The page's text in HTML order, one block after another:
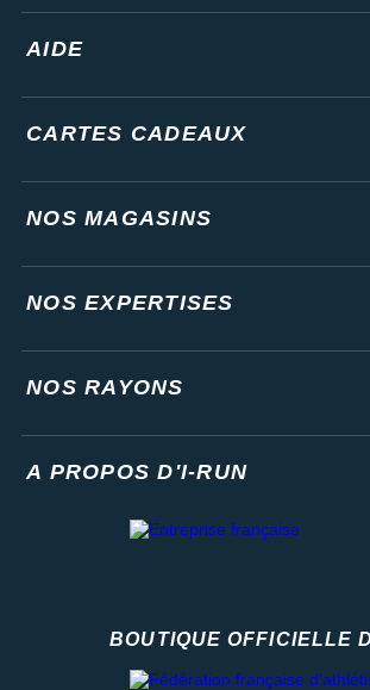
Les autres produitsGarmin
AIDE
CARTES CADEAUX
NOS MAGASINS
NOS EXPERTISES
NOS RAYONS
A PROPOS D'I-RUN
BOUTIQUE OFFICIELLE